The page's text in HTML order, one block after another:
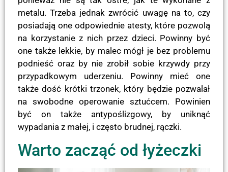
metalu. Trzeba jednak zwrócić uwagę na to, czy
posiadają one odpowiednie atesty, które pozwolą
na korzystanie z nich przez dzieci. Powinny być
one także lekkie, by malec mógł je bez problemu
podnieść oraz by nie zrobił sobie krzywdy przy
przypadkowym uderzeniu. Powinny mieć one
także dość krótki trzonek, który będzie pozwalał
na swobodne operowanie sztućcem. Powinien
być on także antypoślizgowy, by uniknąć
wypadania z małej, i często brudnej, rączki.
Warto zacząć od łyżeczki